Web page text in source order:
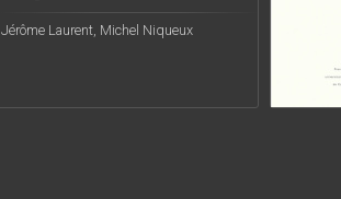
Jérôme Laurent, Michel Niqueux